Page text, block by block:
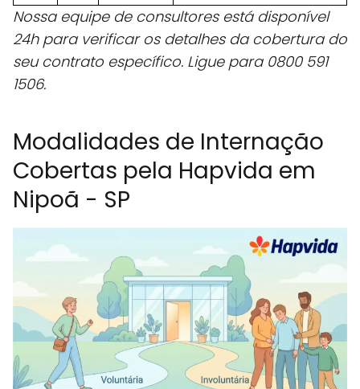
Nossa equipe de consultores está disponível
24h para verificar os detalhes da cobertura do
seu contrato específico. Ligue para 0800 591
1506.
Modalidades de Internação
Cobertas pela Hapvida em
Nipoã - SP